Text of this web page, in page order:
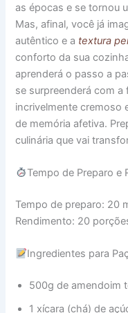
as épocas e se tornou
Mas, afinal, você já
autêntico e a textura
conforto da sua
aprenderá o passo a
se surpreenderá com a
incrivelmente cremoso
de memória afetiva.
culinária que vai
Tempo de Preparo e
Tempo de preparo: 20
Rendimento: 20
Ingredientes para
500g de amendoim
1 xícara (chá) de